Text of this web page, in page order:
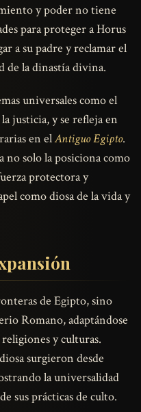
y poder no tiene
para proteger a Horus
a su padre y reclamar el
de la dinastía divina.
universales como el
justicia, y se refleja en
en elAntiguo Egipto.
no solo la posiciona como
protectora y
como diosa de la vida y
de Egipto, sino
Romano, adaptándose
y culturas.
surgieron desde
la universalidad
sus prácticas de culto.